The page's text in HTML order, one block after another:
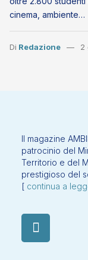
cinema, ambiente…
Di Redazione 2
Il magazine
patrocinio del
Territorio e del
prestigioso del
[ continua a